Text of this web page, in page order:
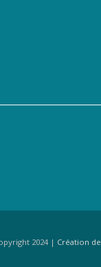
2024 | Création